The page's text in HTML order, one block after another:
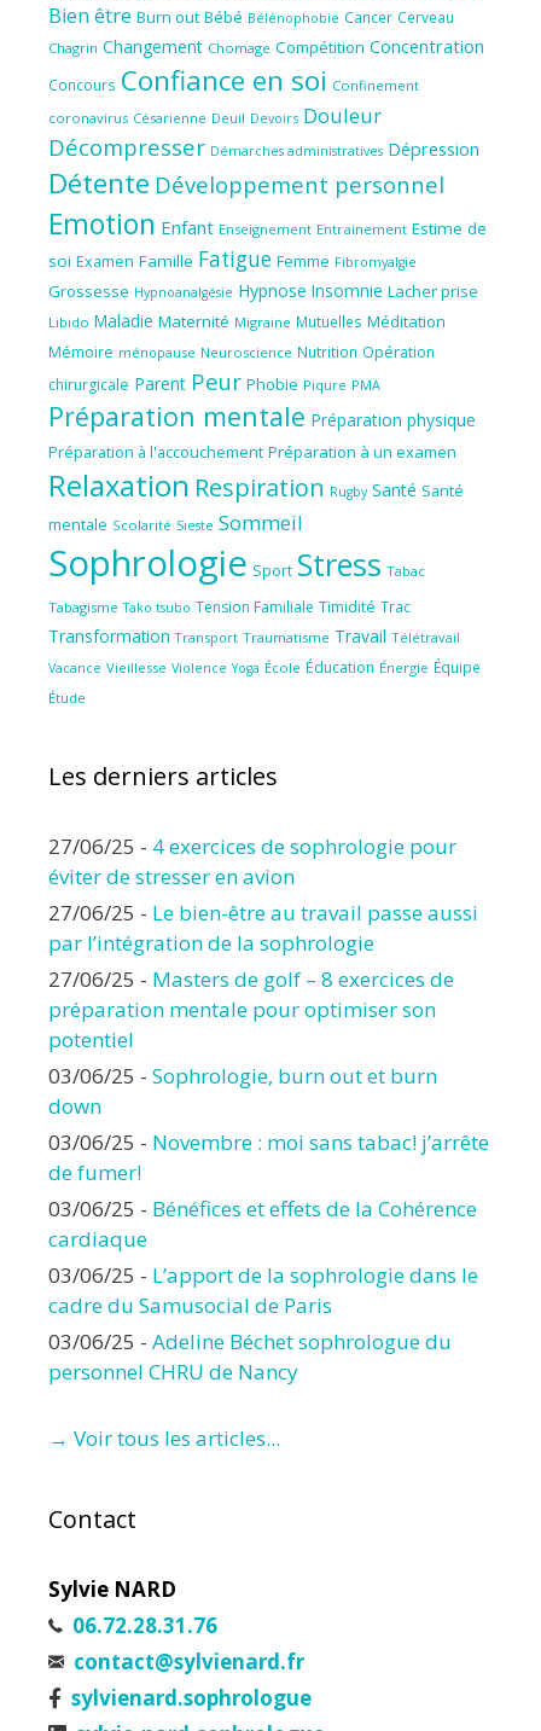
Bien être Burn out Bébé Bélénophobie Cancer Cerveau
Chagrin Changement Chomage Compétition Concentration
Concours Confiance en soi Confinement
coronavirus Césarienne Deuil Devoirs Douleur
Décompresser Démarches administratives Dépression
Détente Développement personnel
Emotion Enfant Enseignement Entrainement Estime de
soi Examen Famille Fatigue Femme Fibromyalgie
Grossesse Hypnoanalgésie Hypnose Insomnie Lacher prise
Libido Maladie Maternité Migraine Mutuelles Méditation
Mémoire ménopause Neuroscience Nutrition Opération
chirurgicale Parent Peur Phobie Piqure PMA
Préparation mentale Préparation physique
Préparation à l'accouchement Préparation à un examen
Relaxation Respiration Rugby Santé Santé
mentale Scolarité Sieste Sommeil
Sophrologie Sport Stress Tabac
Tabagisme Tako tsubo Tension Familiale Timidité Trac
Transformation Transport Traumatisme Travail Télétravail
Vacance Vieillesse Violence Yoga École Éducation Énergie Équipe
Étude
Les derniers articles
27/06/25 - 4 exercices de sophrologie pour
éviter de stresser en avion
27/06/25 - Le bien-être au travail passe aussi
par l’intégration de la sophrologie
27/06/25 - Masters de golf – 8 exercices de
préparation mentale pour optimiser son
potentiel
03/06/25 - Sophrologie, burn out et burn
down
03/06/25 - Novembre : moi sans tabac! j’arrête
de fumer!
03/06/25 - Bénéfices et effets de la Cohérence
cardiaque
03/06/25 - L’apport de la sophrologie dans le
cadre du Samusocial de Paris
03/06/25 - Adeline Béchet sophrologue du
personnel CHRU de Nancy
→ Voir tous les articles...
Contact
Sylvie NARD
06.72.28.31.76
contact@sylvienard.fr
sylvienard.sophrologue